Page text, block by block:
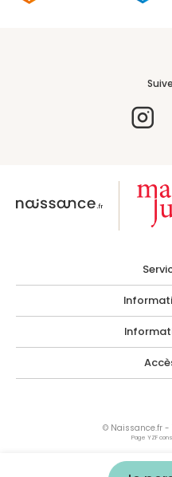
© Naissance.fr -
Page YZF
dans le site sont la propriété de